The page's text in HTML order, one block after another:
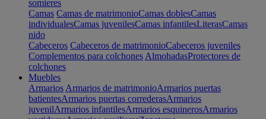
somieres
Camas Camas de matrimonioCamas doblesCamas
individualesCamas juvenilesCamas infantilesLiterasCamas
nido
Cabeceros Cabeceros de matrimonioCabeceros juveniles
Complementos para colchones AlmohadasProtectores de
colchones
Muebles
Armarios Armarios de matrimonioArmarios puertas
batientesArmarios puertas correderasArmarios
juvenilArmarios infantilesArmarios esquinerosArmarios